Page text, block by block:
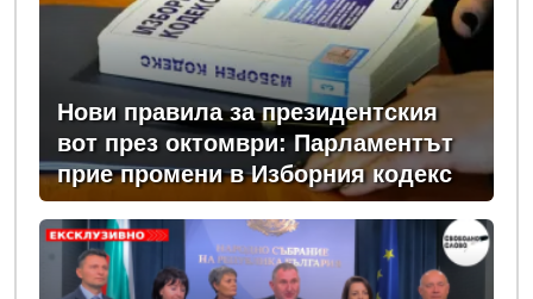
Нови правила за президентския
вот през октомври: Парламентът
прие промени в Изборния кодекс